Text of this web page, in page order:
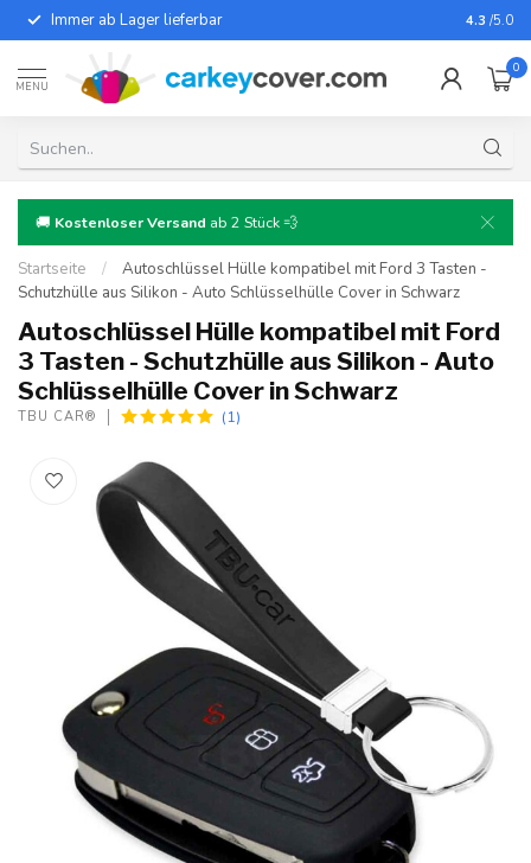
Immer ab Lager lieferbar Für fast
4.3 /5.0
MENU
0
🚚 Kostenloser Versand ab 2 Stück 💨
Startseite /
Autoschlüssel Hülle kompatibel mit Ford 3 Tasten -
Schutzhülle aus Silikon - Auto Schlüsselhülle Cover in Schwarz
Autoschlüssel Hülle kompatibel mit Ford
3 Tasten - Schutzhülle aus Silikon - Auto
Schlüsselhülle Cover in Schwarz
TBU CAR® (1)